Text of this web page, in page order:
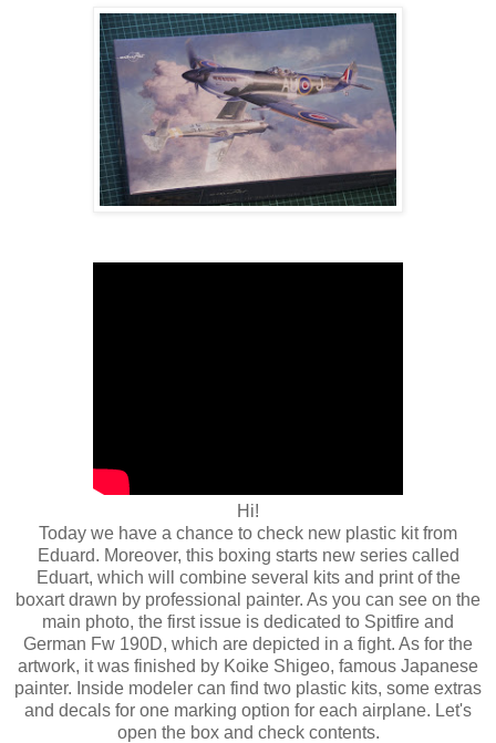
Hi!
Today we have a chance to check new plastic kit from
Eduard. Moreover, this boxing starts new series called
Eduart, which will combine several kits and print of the
boxart drawn by professional painter. As you can see on the
main photo, the first issue is dedicated to Spitfire and
German Fw 190D, which are depicted in a fight. As for the
artwork, it was finished by Koike Shigeo, famous Japanese
painter. Inside modeler can find two plastic kits, some extras
and decals for one marking option for each airplane. Let's
open the box and check contents.